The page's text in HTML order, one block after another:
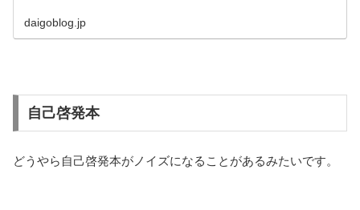
daigoblog.jp
自己啓発本
どうやら自己啓発本がノイズになることがあるみたいです。